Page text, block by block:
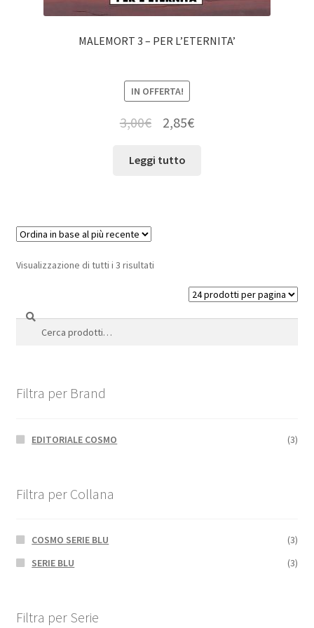
MALEMORT 3 – PER L’ETERNITA’
IN OFFERTA!
3,00€ 2,85€
Leggi tutto
Visualizzazione di tutti i 3 risultati
Cerca:
Cerca
Filtra per Brand
EDITORIALE COSMO (3)
Filtra per Collana
COSMO SERIE BLU
(3)
SERIE BLU
(3)
Filtra per Serie